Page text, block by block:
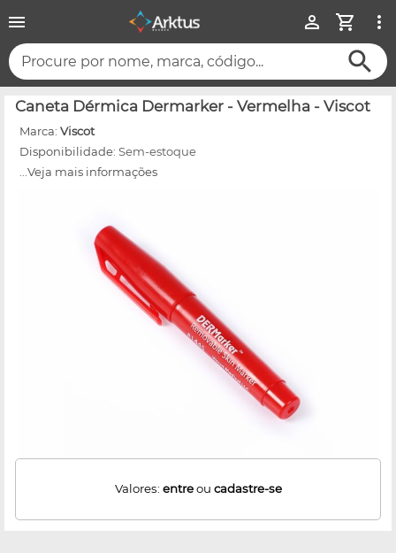
Procure por nome, marca, código...
Caneta Dérmica Dermarker - Vermelha - Viscot
Marca: Viscot
Disponibilidade: Sem-estoque
...Veja mais informações
Valores: entreou cadastre-se